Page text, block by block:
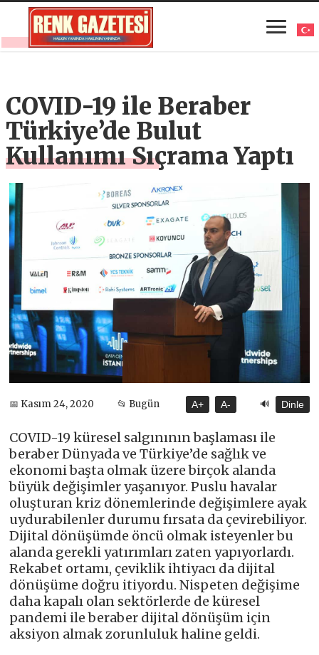
COVID-19 ile Beraber
Türkiye’de Bulut
Kullanımı Sıçrama Yaptı
📅 Kasım 24, 2020 📂 Bugün A+ A- 🔊 Dinle
COVID-19 küresel salgınının başlaması ile
beraber Dünyada ve Türkiye’de sağlık ve
ekonomi başta olmak üzere birçok alanda
büyük değişimler yaşanıyor. Puslu havalar
oluşturan kriz dönemlerinde değişimlere ayak
uydurabilenler durumu fırsata da çevirebiliyor.
Dijital dönüşümde öncü olmak isteyenler bu
alanda gerekli yatırımları zaten yapıyorlardı.
Rekabet ortamı, çeviklik ihtiyacı da dijital
dönüşüme doğru itiyordu. Nispeten değişime
daha kapalı olan sektörlerde de küresel
pandemi ile beraber dijital dönüşüm için
aksiyon almak zorunluluk haline geldi.